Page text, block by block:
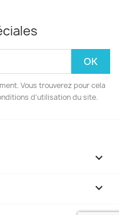
Vous trouverez pour cela
d'utilisation du site.
keyboard_arrow_down
